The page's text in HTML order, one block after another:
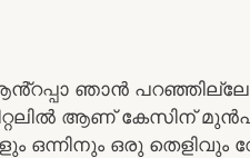
ഞാൻ
ആണ് കേസിന് മുൻപ്
ഒരു തെളിവും